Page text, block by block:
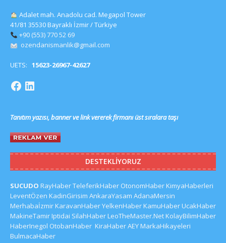
Adalet mah. Anadolu cad. Megapol Tower
41/81 35530 Bayraklı İzmir / Türkiye
+90 (553) 770 52 69
ozendanismanlik@gmail.com
UETS: 15623-26967-42627
Tanıtım yazısı, banner ve link vererek firmanı üst sıralara taşı
DESTEKLIYORUZ
SUCUDO RayHaberTeleferikHaber OtonomHaberKimyaHaberleri
LeventÖzen KadinGirisim AnkaraYasam AdanaMersin
MerhabaİzmirKaravanHaberYelkenHaberKamuHaberUcakHaber
MakineTamirIptidai SilahHaberLeoTheMaster.NetKolayBilimHaber
HaberInegol OtobanHaber KiraHaberAEYMarkaHikayeleri
BulmacaHaber